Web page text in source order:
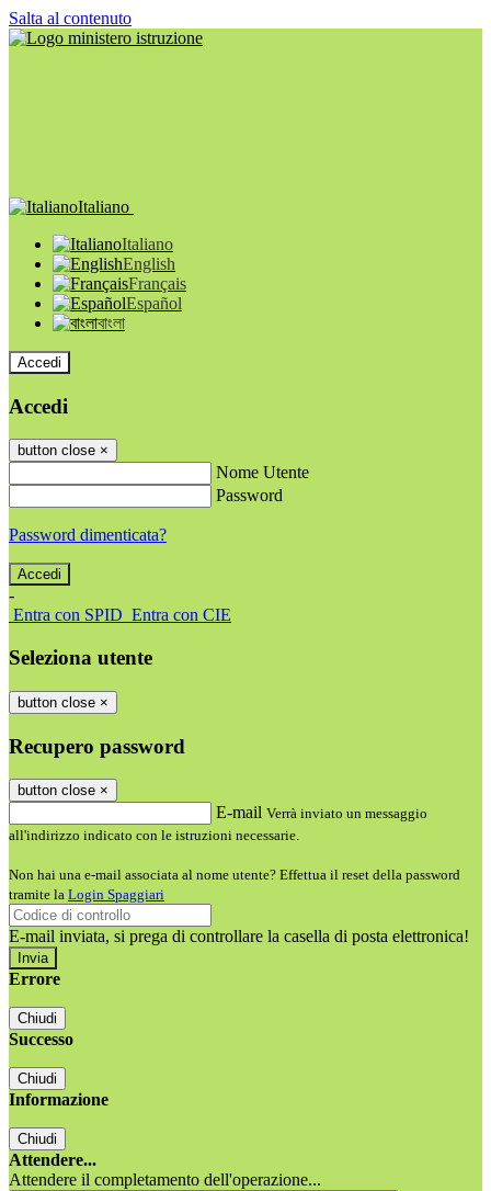
Salta al contenuto
Italiano
Italiano
English
Français
Español
বাংলা
Accedi
Accedi
button close ×
Nome Utente
Password
Password dimenticata?
-
Entra con SPID Entra con CIE
Seleziona utente
button close ×
Recupero password
button close ×
E-mail Verrà inviato un messaggio
all'indirizzo indicato con le istruzioni necessarie.
Non hai una e-mail associata al nome utente? Effettua il reset della password
tramite la Login Spaggiari
E-mail inviata, si prega di controllare la casella di posta elettronica!
Errore
Chiudi
Successo
Chiudi
Informazione
Chiudi
Attendere...
Attendere il completamento dell'operazione...